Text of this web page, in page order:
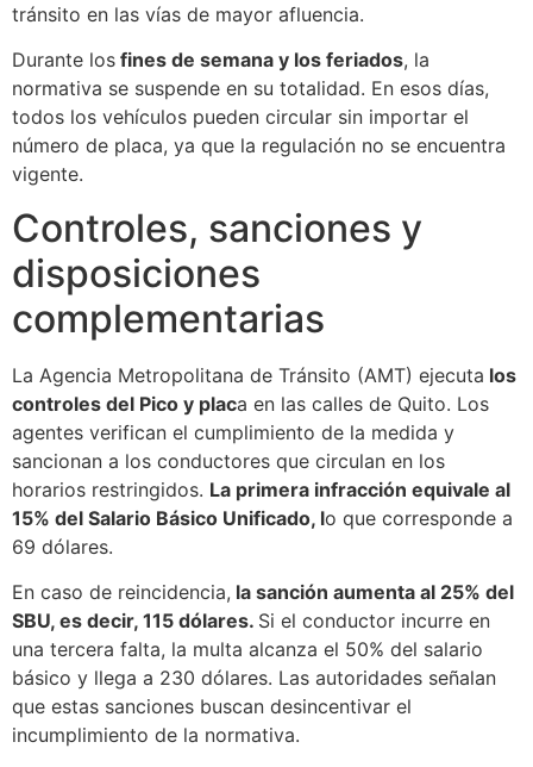
tránsito en las vías de mayor afluencia.
Durante los fines de semana y los feriados, la
normativa se suspende en su totalidad. En esos días,
todos los vehículos pueden circular sin importar el
número de placa, ya que la regulación no se encuentra
vigente.
Controles, sanciones y
disposiciones
complementarias
La Agencia Metropolitana de Tránsito (AMT) ejecuta los
controles del Pico y placa en las calles de Quito. Los
agentes verifican el cumplimiento de la medida y
sancionan a los conductores que circulan en los
horarios restringidos. La primera infracción equivale al
15% del Salario Básico Unificado, lo que corresponde a
69 dólares.
En caso de reincidencia, la sanción aumenta al 25% del
SBU, es decir, 115 dólares. Si el conductor incurre en
una tercera falta, la multa alcanza el 50% del salario
básico y llega a 230 dólares. Las autoridades señalan
que estas sanciones buscan desincentivar el
incumplimiento de la normativa.